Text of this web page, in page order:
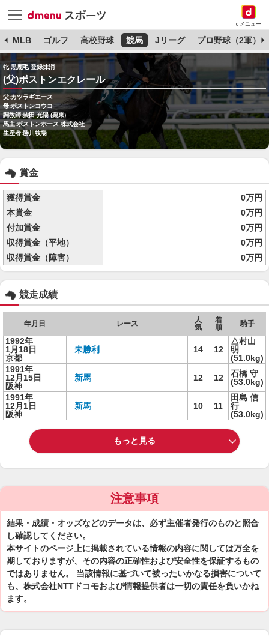
dメニュー
MLB ゴルフ 高校野球 競馬 Jリーグ プロ野球（2軍）
牝 黒鹿毛 登録抹消
(父)ボストンエクレール
父:カツラギエース
母:ボストンコウコ
調教師:柴田 光陽 (栗東)
馬主:ボストンホース 株式会社
生産者:勝川牧場
賞金
獲得賞金
0万円
本賞金
0万円
付加賞金
0万円
収得賞金（平地）
0万円
収得賞金（障害）
0万円
競走成績
年月日 レース
人
気
着
順
騎手
1992年
1月18日
京都
未勝利 14 12
△村山
明
(51.0kg)
1991年
12月15日
阪神
新馬 12 12
石橋 守
(53.0kg)
1991年
12月1日
阪神
新馬 10 11
田島 信
行
(53.0kg)
もっと見る
注意事項
結果・成績・オッズなどのデータは、必ず主催者発行のものと照合
し確認してください。
本サイトのページ上に掲載されている情報の内容に関しては万全を
期しておりますが、その内容の正確性および安全性を保証するもの
ではありません。 当該情報に基づいて被ったいかなる損害について
も、株式会社NTTドコモおよび情報提供者は一切の責任を負いかね
ます。